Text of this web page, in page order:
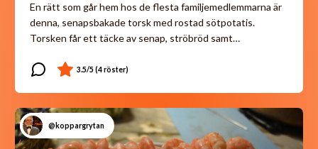
En rätt som går hem hos de flesta familjemedlemmarna är
denna, senapsbakade torsk med rostad sötpotatis.
Torsken får ett täcke av senap, ströbröd samt…
@koppargrytan